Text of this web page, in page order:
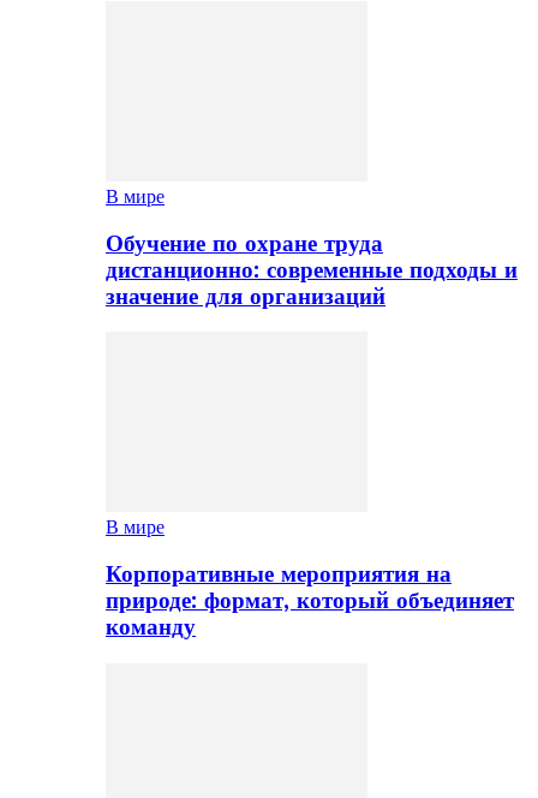
В мире
Обучение по охране труда
дистанционно: современные подходы и
значение для организаций
В мире
Корпоративные мероприятия на
природе: формат, который объединяет
команду